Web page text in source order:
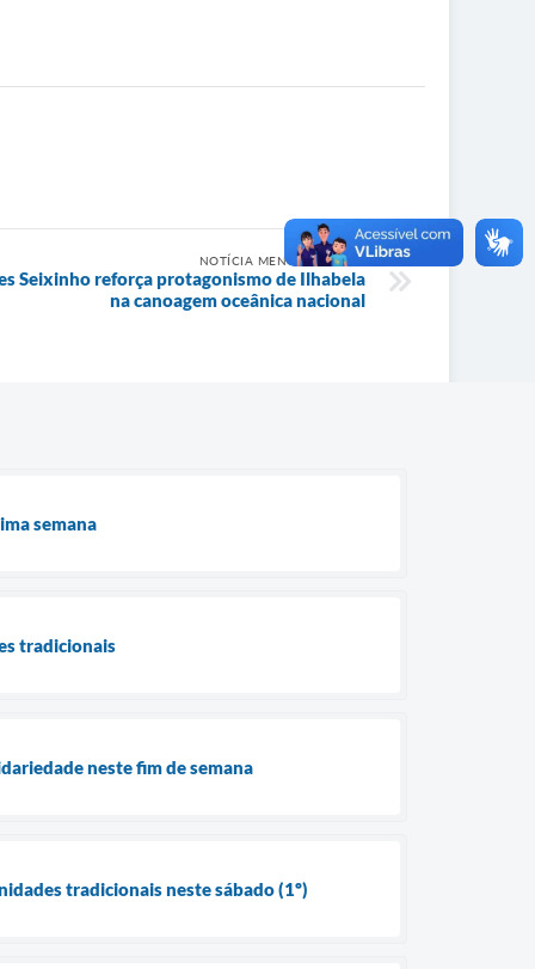
NOTÍCIA MENOS RECENTE
Seixinho reforça protagonismo de Ilhabela
na canoagem oceânica nacional
semana
tradicionais
neste fim de semana
tradicionais neste sábado (1º)